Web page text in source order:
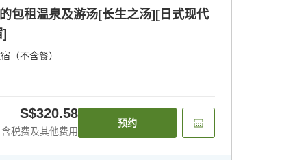
包租温泉及游汤[长生之汤][日式现代
（不含餐）
S$320.58
含税费及其他费用
预约